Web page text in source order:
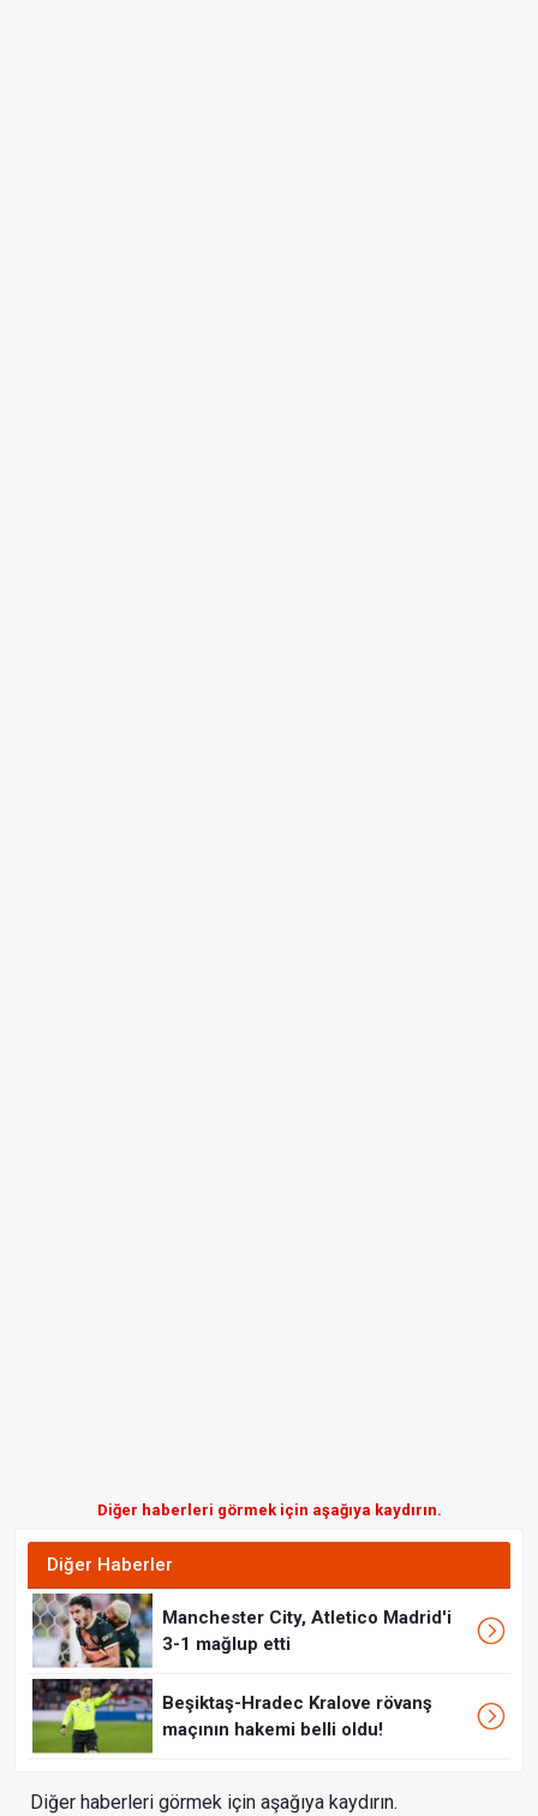
Diğer haberleri görmek için aşağıya kaydırın.
Diğer Haberler
Manchester City, Atletico Madrid'i
3-1 mağlup etti
Beşiktaş-Hradec Kralove rövanş
maçının hakemi belli oldu!
Diğer haberleri görmek için aşağıya kaydırın.